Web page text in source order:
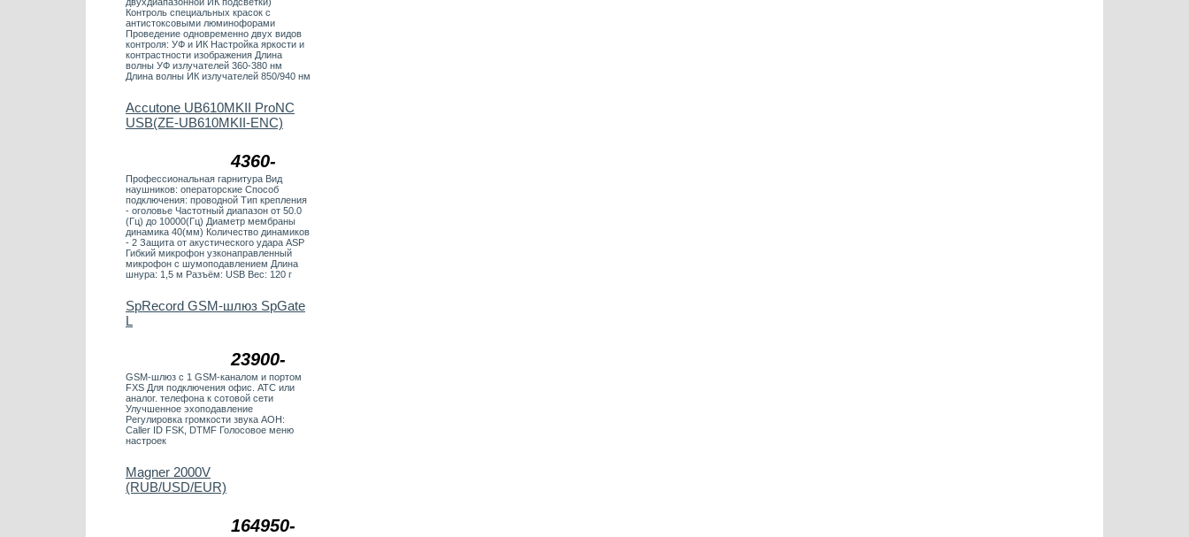
Контроль специальных красок с
антистоксовыми люминофорами
Проведение одновременно двух видов
контроля: УФ и ИК Настройка яркости и
контрастности изображения Длина
волны УФ излучателей 360-380 нм
Длина волны ИК излучателей 850/940 нм
4360-
Accutone UB610MKII ProNC
USB(ZE-UB610MKII-ENC)
Профессиональная гарнитура Вид
наушников: операторские Способ
подключения: проводной Тип крепления
- оголовье Частотный диапазон от 50.0
(Гц) до 10000(Гц) Диаметр мембраны
динамика 40(мм) Количество динамиков
- 2 Защита от акустического удара ASP
Гибкий микрофон узконаправленный
микрофон с шумоподавлением Длина
шнура: 1,5 м Разъём: USB Вес: 120 г
23900-
SpRecord GSM-шлюз SpGate
L
GSM-шлюз с 1 GSM-каналом и портом
FXS Для подключения офис. АТС или
аналог. телефона к сотовой сети
Улучшенное эхоподавление
Регулировка громкости звука АОН:
Caller ID FSK, DTMF Голосовое меню
настроек
164950-
Magner 2000V
(RUB/USD/EUR)